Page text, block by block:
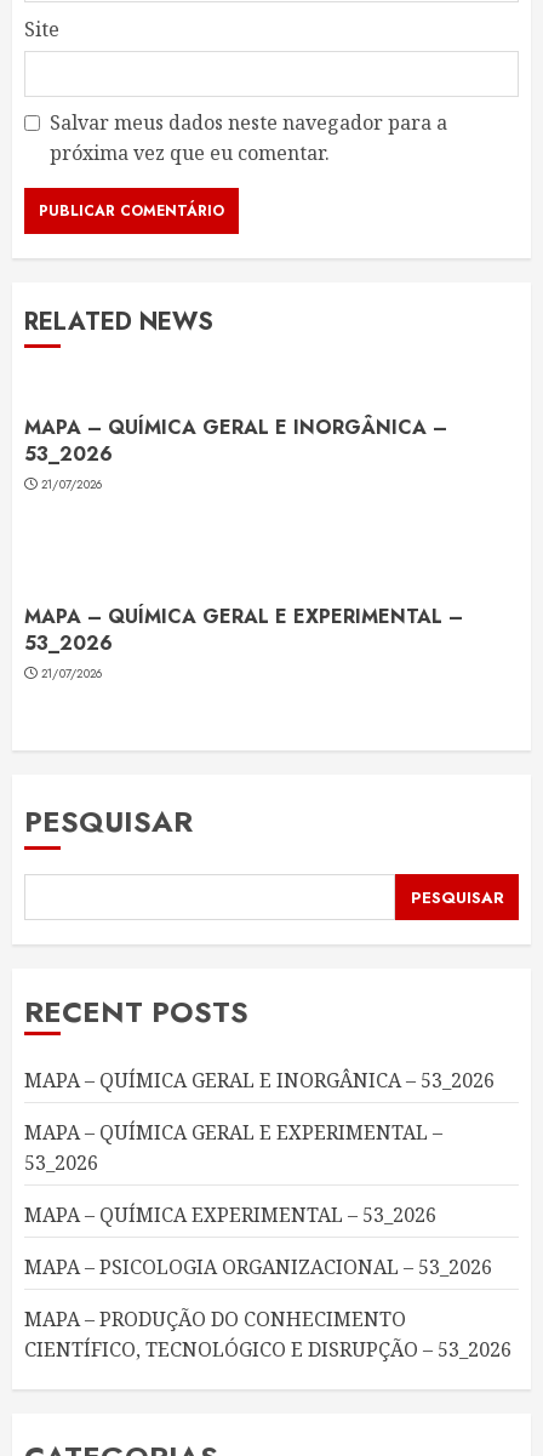
Site
Salvar meus dados neste navegador para a
próxima vez que eu comentar.
RELATED NEWS
MAPA – QUÍMICA GERAL E INORGÂNICA –
53_2026
21/07/2026
MAPA – QUÍMICA GERAL E EXPERIMENTAL –
53_2026
21/07/2026
PESQUISAR
PESQUISAR
RECENT POSTS
MAPA – QUÍMICA GERAL E INORGÂNICA – 53_2026
MAPA – QUÍMICA GERAL E EXPERIMENTAL –
53_2026
MAPA – QUÍMICA EXPERIMENTAL – 53_2026
MAPA – PSICOLOGIA ORGANIZACIONAL – 53_2026
MAPA – PRODUÇÃO DO CONHECIMENTO
CIENTÍFICO, TECNOLÓGICO E DISRUPÇÃO – 53_2026